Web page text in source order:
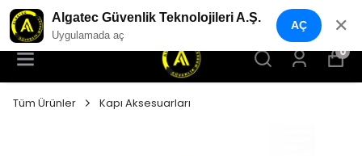
YENI NESIL GÜVENLIK GEÇIŞ SISTEMLERI
0
Tüm Ürünler Kapı Aksesuarları
Algatec Güvenlik Teknolojileri A.Ş.
Uygulamada aç
AÇ ✕